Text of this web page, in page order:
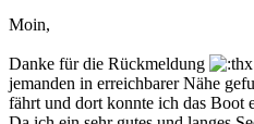
Moin,
Danke für die Rückmeldung
jemanden in erreichbarer Nähe
fährt und dort konnte ich das Boot